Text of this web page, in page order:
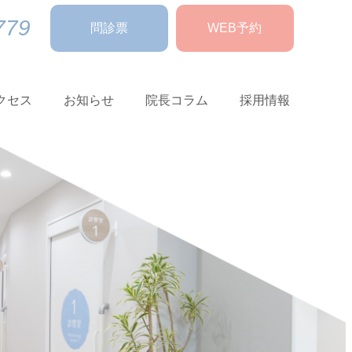
問診票 WEB予約
セス お知らせ 院長コラム 採用情報